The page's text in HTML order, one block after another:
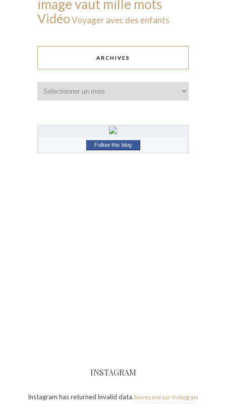
image vaut mille mots
VidéoVoyager avec des enfants
ARCHIVES
Follow this blog
INSTAGRAM
Instagram has returned invalid data.Suivez moi sur Instagram